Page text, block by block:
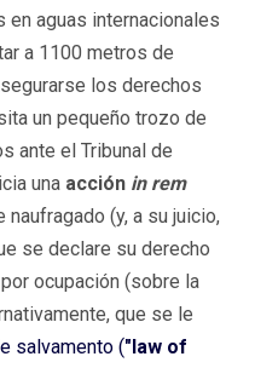
aguas internacionales
a 1100 metros de
los derechos
un pequeño trozo de
ante el Tribunal de
una acción in rem
(y, a su juicio,
se declare su derecho
ocupación (sobre la
que se le
salvamento ("law of